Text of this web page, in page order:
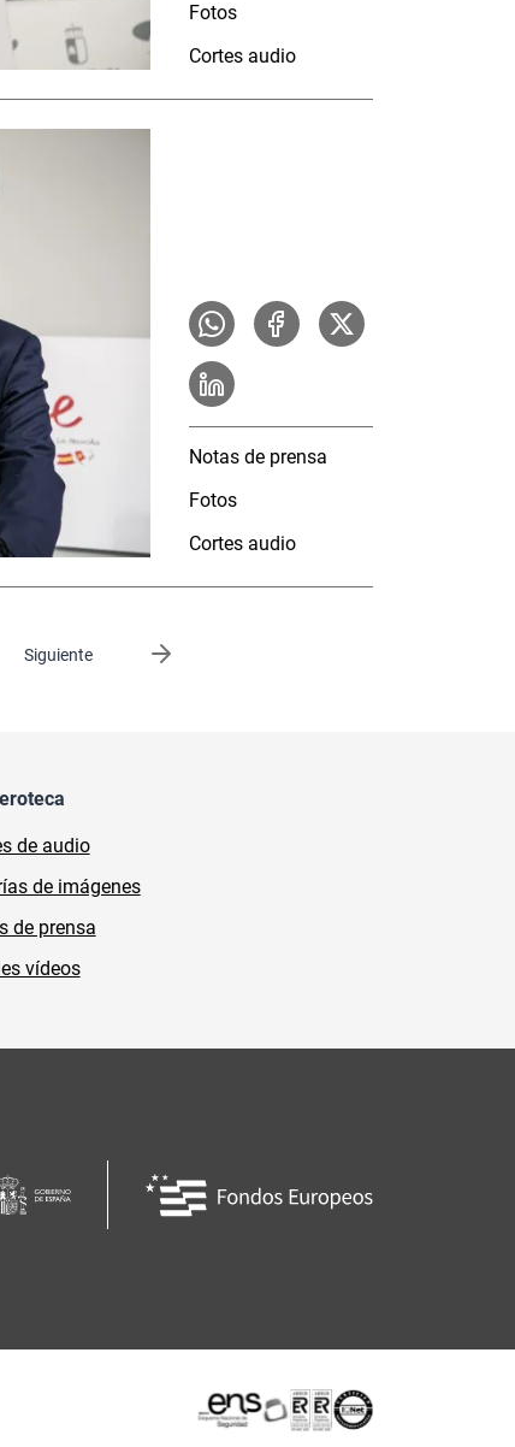
Fotos
Cortes audio
Notas de prensa
Fotos
Cortes audio
Siguiente
página
de audio
de imágenes
de prensa
vídeos
Certificaciones